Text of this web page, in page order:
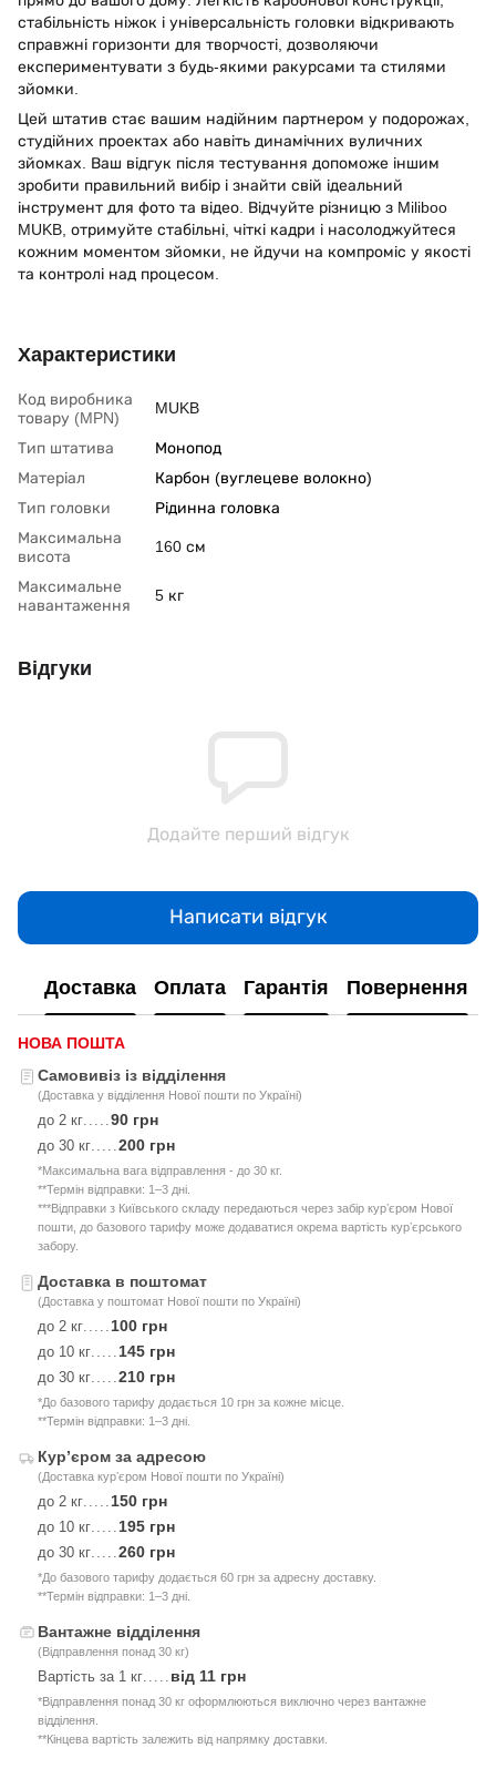
стабільність ніжок і універсальність головки відкривають
справжні горизонти для творчості, дозволяючи
експериментувати з будь-якими ракурсами та стилями
зйомки.
Цей штатив стає вашим надійним партнером у подорожах,
студійних проектах або навіть динамічних вуличних
зйомках. Ваш відгук після тестування допоможе іншим
зробити правильний вибір і знайти свій ідеальний
інструмент для фото та відео. Відчуйте різницю з Miliboo
MUKB, отримуйте стабільні, чіткі кадри і насолоджуйтеся
кожним моментом зйомки, не йдучи на компроміс у якості
та контролі над процесом.
Характеристики
Код виробника
товару (MPN)
MUKB
Тип штатива
Монопод
Матеріал
Карбон (вуглецеве волокно)
Тип головки
Рідинна головка
Максимальна
висота
160 см
Максимальне
навантаження
5 кг
Відгуки
Додайте перший відгук
Написати відгук
Доставка Оплата Гарантія Повернення
НОВА ПОШТА
Самовивіз із відділення
(Доставка у відділення Нової пошти по Україні)
до 2 кг 90 грн
до 30 кг 200 грн
*Максимальна вага відправлення - до 30 кг.
**Термін відправки: 1–3 дні.
***Відправки з Київського складу передаються через забір курʼєром Нової
пошти, до базового тарифу може додаватися окрема вартість курʼєрського
забору.
Доставка в поштомат
(Доставка у поштомат Нової пошти по Україні)
до 2 кг 100 грн
до 10 кг 145 грн
до 30 кг 210 грн
*До базового тарифу додається 10 грн за кожне місце.
**Термін відправки: 1–3 дні.
Курʼєром за адресою
(Доставка курʼєром Нової пошти по Україні)
до 2 кг 150 грн
до 10 кг 195 грн
до 30 кг 260 грн
*До базового тарифу додається 60 грн за адресну доставку.
**Термін відправки: 1–3 дні.
Вантажне відділення
(Відправлення понад 30 кг)
Вартість за 1 кг від 11 грн
*Відправлення понад 30 кг оформлюються виключно через вантажне
відділення.
**Кінцева вартість залежить від напрямку доставки.